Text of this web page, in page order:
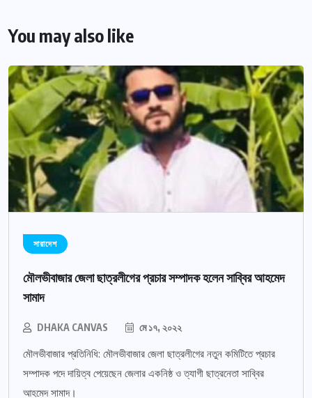
You may also like
সারাদেশ
মৌলভীবাজার জেলা ছাত্রলীগের প্রচার সম্পাদক হলেন সাব্বির আহমেদ
সামাদ
DHAKA CANVAS মে ১৭, ২০২২
মৌলভীবাজার প্রতিনিধি: মৌলভীবাজার জেলা ছাত্রলীগের নতুন কমিটিতে প্রচার
সম্পাদক পদে দায়িত্ব পেয়েছেন জেলার একনিষ্ঠ ও ত্যাগী ছাত্রনেতা সাব্বির
আহমেদ সামাদ।